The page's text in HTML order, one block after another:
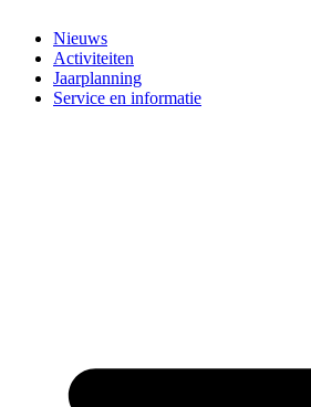
Nieuws
Activiteiten
Jaarplanning
Service en informatie